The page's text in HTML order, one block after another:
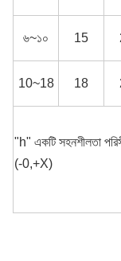
৬~১০ 15
10~18 18
"h" একটি সহনশীলতা
(-0,+X)